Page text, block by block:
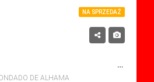
NA SPRZEDAŻ
NA SPRZEDAŻ APARTMENT W CONDADO DE ALHAMA, ALHAMA DE MURCIA Z BASENEM
DE ALHAMA